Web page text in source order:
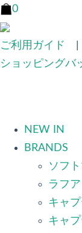
0
ご利用ガイド
ショッピングバ
NEW IN
BRANDS
ソフ
ラフ
キャ
キャ